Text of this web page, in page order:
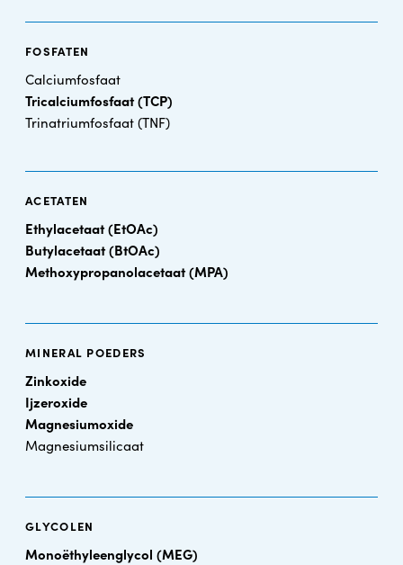
FOSFATEN
Calciumfosfaat
Tricalciumfosfaat (TCP)
Trinatriumfosfaat (TNF)
ACETATEN
Ethylacetaat (EtOAc)
Butylacetaat (BtOAc)
Methoxypropanolacetaat (MPA)
MINERAL POEDERS
Zinkoxide
Ijzeroxide
Magnesiumoxide
Magnesiumsilicaat
GLYCOLEN
Monoëthyleenglycol (MEG)